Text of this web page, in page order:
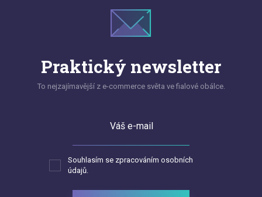
Praktický newsletter
To nejzajímavější z e-commerce světa ve fialové obálce.
Váš e-mail
Souhlasím se zpracováním osobních
údajů.